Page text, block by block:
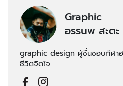
Graphic
อรรนพ สะตะ
graphic design ผู้ชื่นชอบกีฬาฮ
ชีวิตจิตใจ